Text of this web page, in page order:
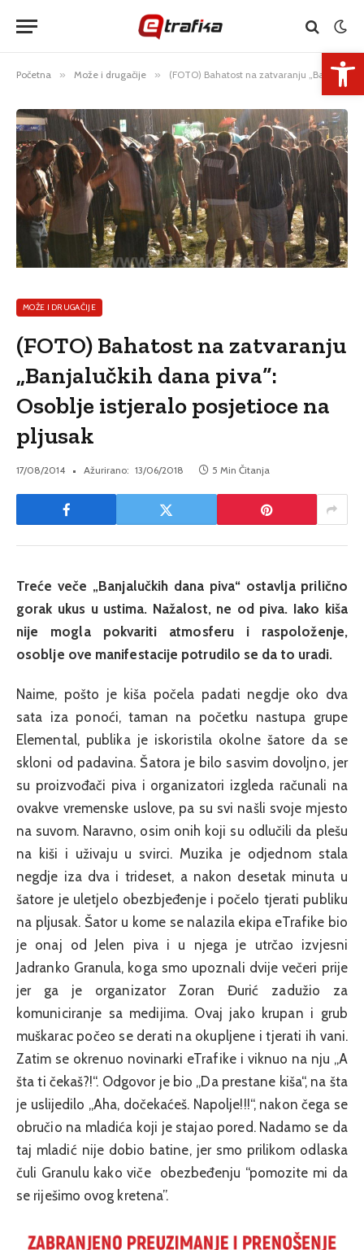
Početna » Može i drugačije » (FOTO) Bahatost na zatvaranju „Banjalučkih dana piva“: Osoblje istjeralo posjetioce na pljusak
MOŽE I DRUGAČIJE
(FOTO) Bahatost na zatvaranju
„Banjalučkih dana piva“:
Osoblje istjeralo posjetioce na
pljusak
17/08/2014 Ažurirano: 13/06/2018 5 Min Čitanja
Treće veče „Banjalučkih dana piva“ ostavlja prilično
gorak ukus u ustima. Nažalost, ne od piva. Iako kiša
nije mogla pokvariti atmosferu i raspoloženje,
osoblje ove manifestacije potrudilo se da to uradi.
Naime, pošto je kiša počela padati negdje oko dva
sata iza ponoći, taman na početku nastupa grupe
Elemental, publika je iskoristila okolne šatore da se
skloni od padavina. Šatora je bilo sasvim dovoljno, jer
su proizvođači piva i organizatori izgleda računali na
ovakve vremenske uslove, pa su svi našli svoje mjesto
na suvom. Naravno, osim onih koji su odlučili da plešu
na kiši i uživaju u svirci. Muzika je odjednom stala
negdje iza dva i trideset, a nakon desetak minuta u
šatore je uletjelo obezbjeđenje i počelo tjerati publiku
na pljusak. Šator u kome se nalazila ekipa eTrafike bio
je onaj od Jelen piva i u njega je utrčao izvjesni
Jadranko Granula, koga smo upoznali dvije večeri prije
jer ga je organizator Zoran Đurić zadužio za
komuniciranje sa medijima. Ovaj jako krupan i grub
muškarac počeo se derati na okupljene i tjerati ih vani.
Zatim se okrenuo novinarki eTrafike i viknuo na nju „A
šta ti čekaš?!“. Odgovor je bio „Da prestane kiša“, na šta
je uslijedilo „Aha, dočekaćeš. Napolje!!!“, nakon čega se
obručio na mladića koji je stajao pored. Nadamo se da
taj mladić nije dobio batine, jer smo prilikom odlaska
čuli Granulu kako viče obezbeđenju “pomozite mi da
se riješimo ovog kretena”.